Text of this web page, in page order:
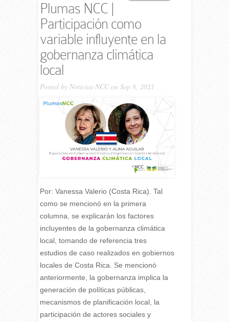
Plumas NCC |
Participación como
variable influyente en la
gobernanza climática
local
Posted by Noticias NCCon Sep 8, 2021
Por: Vanessa Valerio (Costa Rica). Tal
como se mencionó en la primera
columna, se explicarán los factores
incluyentes de la gobernanza climática
local, tomando de referencia tres
estudios de caso realizados en gobiernos
locales de Costa Rica. Se mencionó
anteriormente, la gobernanza implica la
generación de políticas públicas,
mecanismos de planificación local, la
participación de actores sociales y